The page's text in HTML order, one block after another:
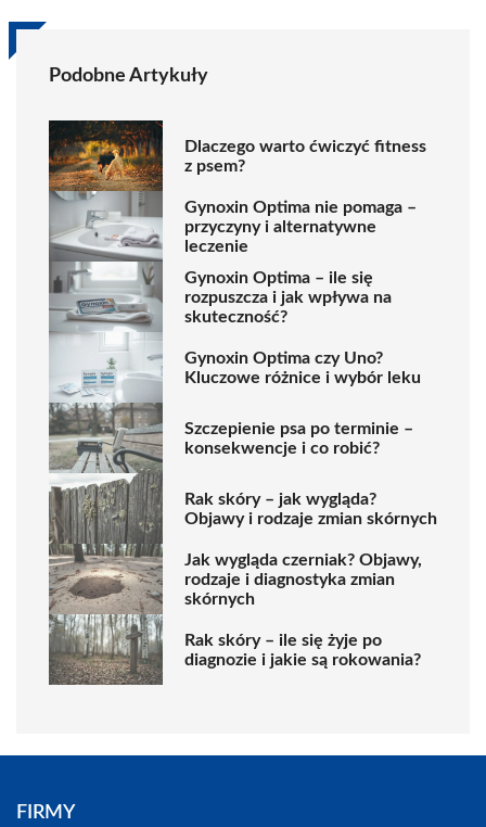
Podobne Artykuły
Dlaczego warto ćwiczyć fitness
z psem?
Gynoxin Optima nie pomaga –
przyczyny i alternatywne
leczenie
Gynoxin Optima – ile się
rozpuszcza i jak wpływa na
skuteczność?
Gynoxin Optima czy Uno?
Kluczowe różnice i wybór leku
Szczepienie psa po terminie –
konsekwencje i co robić?
Rak skóry – jak wygląda?
Objawy i rodzaje zmian skórnych
Jak wygląda czerniak? Objawy,
rodzaje i diagnostyka zmian
skórnych
Rak skóry – ile się żyje po
diagnozie i jakie są rokowania?
FIRMY